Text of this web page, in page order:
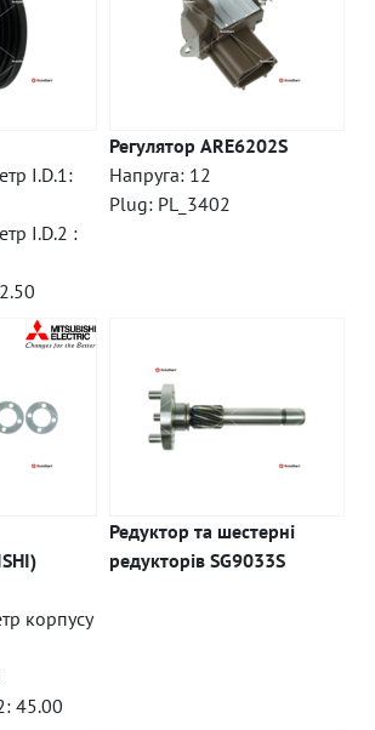
I.D.1:
I.D.2 :
Регулятор ARE6202S
Напруга: 12
Plug: PL_3402
корпусу
45.00
Редуктор та шестерні
редукторів SG9033S